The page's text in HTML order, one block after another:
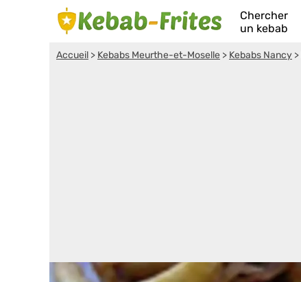
Chercher
un kebab
Accueil > Kebabs Meurthe-et-Moselle > Kebabs Nancy >